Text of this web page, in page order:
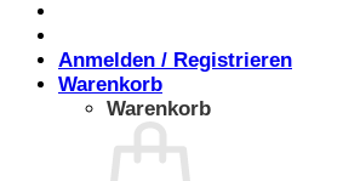
Anmelden / Registrieren
Warenkorb
Warenkorb